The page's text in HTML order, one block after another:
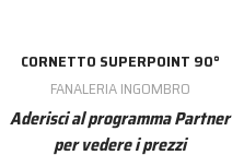
CORNETTO SUPERPOINT 90°
FANALERIA INGOMBRO
Aderisci al programma Partner
per vedere i prezzi